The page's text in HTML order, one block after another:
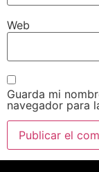
Web
Guarda mi
navegador para